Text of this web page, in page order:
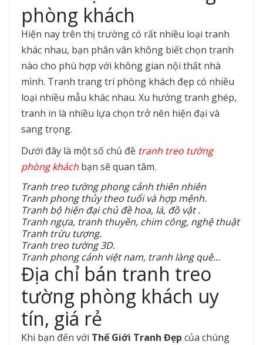
phòng khách
Hiện nay trên thị trường có rất nhiều loại tranh
khác nhau, bạn phân vân không biết chọn tranh
nào cho phù hợp với không gian nội thất nhà
mình. Tranh trang trí phòng khách đẹp có nhiều
loại nhiều mẫu khác nhau. Xu hướng tranh ghép,
tranh in là nhiều lựa chọn trở nên hiện đại và
sang trọng.
Dưới đây là một số chủ đề tranh treo tường
phòng khách bạn sẽ quan tâm.
Tranh treo tường phong cảnh thiên nhiên
Tranh phong thủy theo tuổi và hợp mệnh.
Tranh bộ hiện đại chủ đề hoa, lá, đồ vật .
Tranh ngựa, tranh thuyền, chim công, nghệ thuật
Tranh trừu tượng.
Tranh treo tường 3D.
Tranh phong cảnh việt nam, tranh làng quê…
Địa chỉ bán tranh treo
tường phòng khách uy
tín, giá rẻ
Khi bạn đến với Thế Giới Tranh Đẹp của chúng